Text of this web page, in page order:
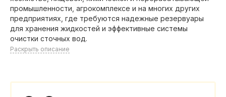
промышленности, агрокомплексе и на многих других
предприятиях, где требуются надежные резервуары
для хранения жидкостей и эффективные системы
очистки сточных вод.
Раскрыть описание